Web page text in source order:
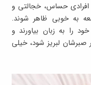
افرادی حساس، خجالتی و
به خوبی ظاهر شوند.
را به زبان بیاورند و
صبرشان لبریز شود، خیلی